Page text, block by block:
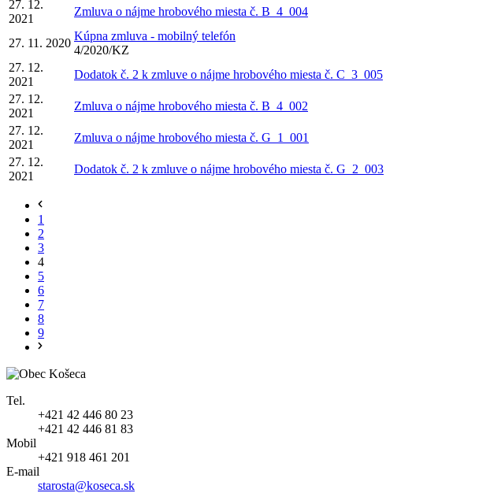
27. 12.
2021
Zmluva o nájme hrobového miesta č. B_4_004
27. 11. 2020
Kúpna zmluva - mobilný telefón
4/2020/KZ
27. 12.
2021
Dodatok č. 2 k zmluve o nájme hrobového miesta č. C_3_005
27. 12.
2021
Zmluva o nájme hrobového miesta č. B_4_002
27. 12.
2021
Zmluva o nájme hrobového miesta č. G_1_001
27. 12.
2021
Dodatok č. 2 k zmluve o nájme hrobového miesta č. G_2_003
1
2
3
4
5
6
7
8
9
Tel.
+421 42 446 80 23
+421 42 446 81 83
Mobil
+421 918 461 201
E-mail
starosta@koseca.sk